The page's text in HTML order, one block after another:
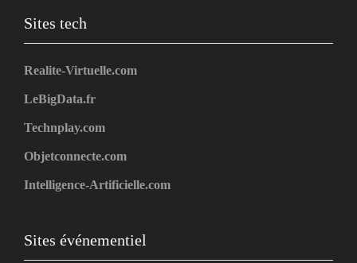
Sites tech
Realite-Virtuelle.com
LeBigData.fr
Technplay.com
Objetconnecte.com
Intelligence-Artificielle.com
Sites événementiel